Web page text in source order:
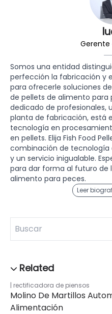
Gerente
Somos una entidad
perfección la fabricación y
para ofrecerle soluciones
de pellets de alimento para
dedicado de profesionales,
planta de fabricación, está
tecnología en
en pellets. Elija Fish Food
combinación de tecnología
y un servicio inigualable.
para dar forma al futuro de
alimento para peces.
Leer
rectificadora de piensos
Molino De Martillos
Alimentación